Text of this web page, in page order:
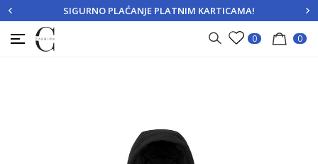
PRIJAVITE SE REGISTRUJTE SE
SIGURNO PLAĆANJE PLATNIM KARTICAMA!
0 0